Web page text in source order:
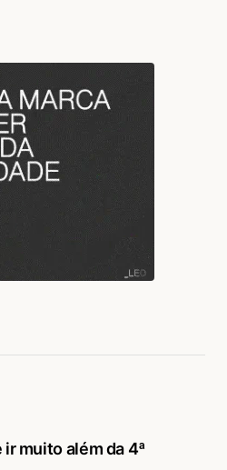
ir muito além da 4ª